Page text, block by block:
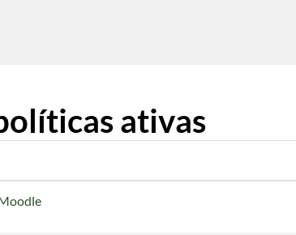
ativas